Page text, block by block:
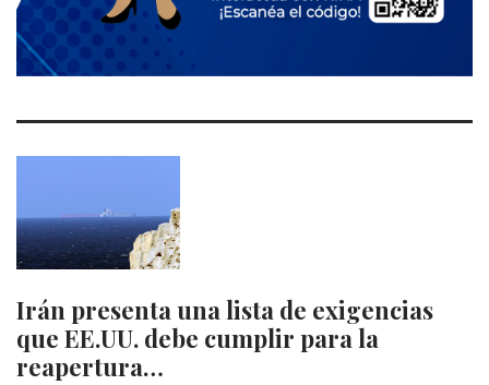
Irán presenta una lista de exigencias
que EE.UU. debe cumplir para la
reapertura…